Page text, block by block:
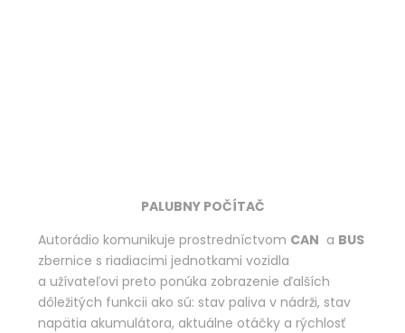
PALUBNY POČÍTAČ
Autorádio komunikuje prostredníctvom CAN a BUS
zbernice s riadiacimi jednotkami vozidla
a užívateľovi preto ponúka zobrazenie ďalších
dôležitých funkcii ako sú: stav paliva v nádrži, stav
napätia akumulátora, aktuálne otáčky a rýchlosť